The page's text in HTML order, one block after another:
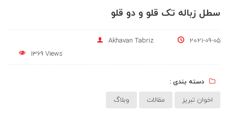
سطل زباله تک قلو و دو قلو
2021-09-05
Akhavan Tabriz
1369 Views
دسته بندی :
اخوان تبریز
مقالات وبلاگ